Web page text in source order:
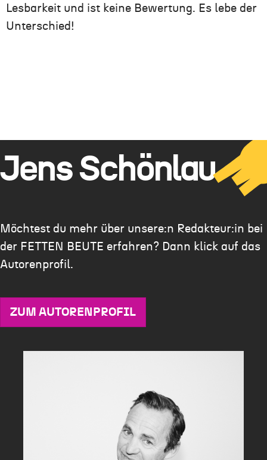
Lesbarkeit und ist keine Bewertung. Es lebe der
Unterschied!
Jens Schönlau
Möchtest du mehr über unsere:n Redakteur:in bei
der FETTEN BEUTE erfahren? Dann klick auf das
Autorenprofil.
ZUM AUTORENPROFIL